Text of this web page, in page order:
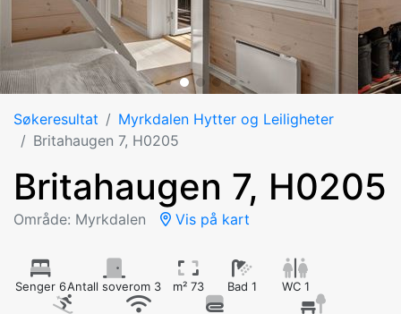
Søkeresultat
Myrkdalen Hytter og Leiligheter
Britahaugen 7, H0205
Britahaugen 7, H0205
Område: Myrkdalen Vis på kart
Senger 6Antall soverom 3 m² 73 Bad 1 WC 1